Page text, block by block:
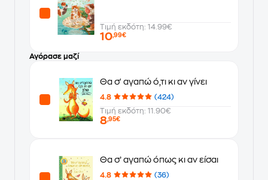
Τιμή εκδότη: 14.99€
10,99€
Αγόρασε μαζί
Θα σ' αγαπώ ό,τι κι αν γίνει
4.8
(424)
Τιμή εκδότη: 11.90€
8,95€
Θα σ’ αγαπώ όπως κι αν είσαι
4.8
(36)